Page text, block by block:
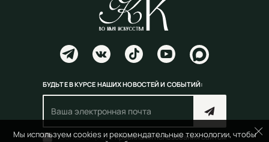
Мы используем cookies и рекомендательные технологии, чтобы
БУДЬТЕ В КУРСЕ НАШИХ НОВОСТЕЙ И СОБЫТИЙ:
Согласен(на) справилами пользования сайтом